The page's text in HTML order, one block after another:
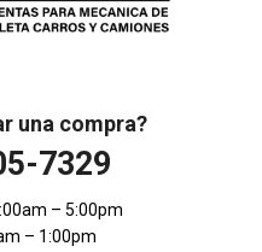
una compra?
7329
– 5:00pm
– 1:00pm